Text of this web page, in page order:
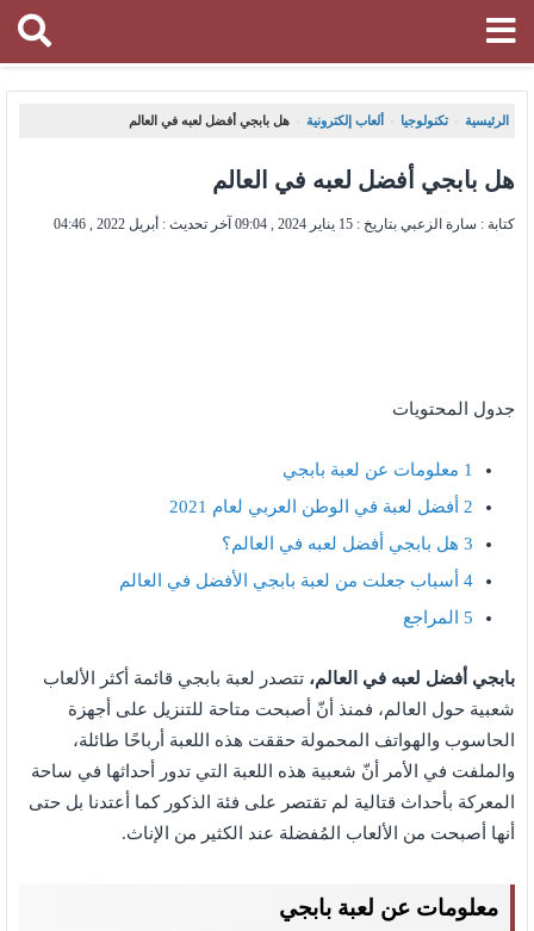
الرئيسية ، تكنولوجيا ، ألعاب إلكترونية ، هل بابجي أفضل لعبه في العالم
هل بابجي أفضل لعبه في العالم
كتابة : سارة الزعبي بتاريخ : 15 يناير 2024 , 09:04 آخر تحديث : أبريل 2022 , 04:46
جدول المحتويات
1 معلومات عن لعبة بابجي
2 أفضل لعبة في الوطن العربي لعام 2021
3 هل بابجي أفضل لعبه في العالم؟
4 أسباب جعلت من لعبة بابجي الأفضل في العالم
5 المراجع
بابجي أفضل لعبه في العالم، تتصدر لعبة بابجي قائمة أكثر الألعاب
شعبية حول العالم، فمنذ أنّ أصبحت متاحة للتنزيل على أجهزة
الحاسوب والهواتف المحمولة حققت هذه اللعبة أرباحًا طائلة،
والملفت في الأمر أنّ شعبية هذه اللعبة التي تدور أحداثها في ساحة
المعركة بأحداث قتالية لم تقتصر على فئة الذكور كما أعتدنا بل حتى
أنها أصبحت من الألعاب المُفضلة عند الكثير من الإناث.
معلومات عن لعبة بابجي